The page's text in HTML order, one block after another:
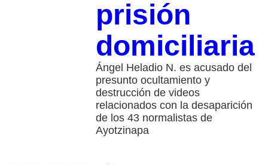
prisión
domiciliaria
Ángel Heladio N. es acusado del
presunto ocultamiento y
destrucción de videos
relacionados con la desaparición
de los 43 normalistas de
Ayotzinapa